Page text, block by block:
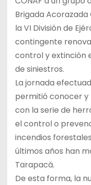
Brigada
la VI División de
contingente
control y extinción
de siniestros.
La jornada
permitió conocer
con la serie de
el control o
incendios
últimos años han
Tarapacá.
De esta forma, la